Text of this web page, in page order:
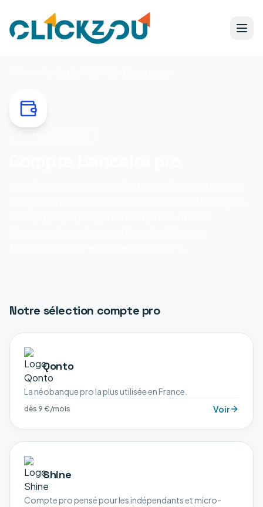
Notre sélection compte pro
Qonto
La néobanque pro la plus utilisée en France.
dès 9 €/mois Voir
Shine
Compte pro pensé pour les indépendants et micro-